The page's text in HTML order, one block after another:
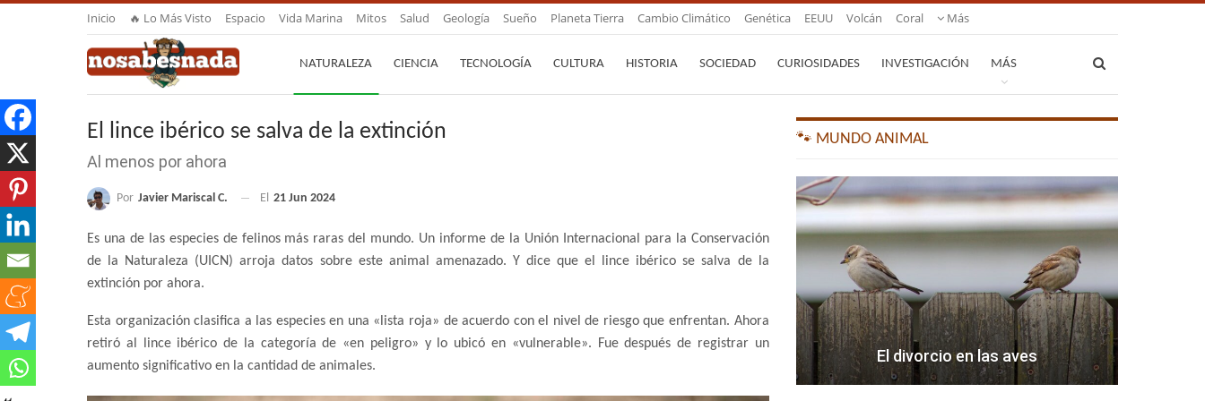
Inicio 🔥 Lo Más Visto Espacio Vida Marina Mitos Salud Geología Sueño Planeta Tierra Cambio Climático Genética EEUU Volcán Coral Más
NATURALEZA CIENCIA TECNOLOGÍA CULTURA HISTORIA SOCIEDAD CURIOSIDADES INVESTIGACIÓN MÁS
El lince ibérico se salva de la extinción
Al menos por ahora
Por Javier Mariscal C. El 21 Jun 2024
Es una de las especies de felinos más raras del mundo. Un informe de la Unión Internacional para la Conservación
de la Naturaleza (UICN) arroja datos sobre este animal amenazado. Y dice que el lince ibérico se salva de la
extinción por ahora.
Esta organización clasifica a las especies en una «lista roja» de acuerdo con el nivel de riesgo que enfrentan. Ahora
retiró al lince ibérico de la categoría de «en peligro» y lo ubicó en «vulnerable». Fue después de registrar un
aumento significativo en la cantidad de animales.
🐾 MUNDO ANIMAL
El divorcio en las aves